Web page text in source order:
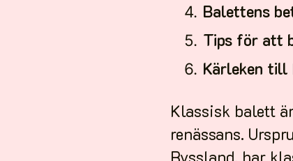
Balettens
Tips för att
Kärleken
Klassisk balett
renässans.